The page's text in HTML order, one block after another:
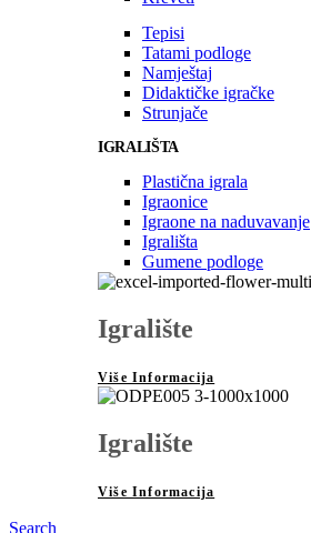
Tepisi
Tatami podloge
Namještaj
Didaktičke igračke
Strunjače
IGRALIŠTA
Plastična igrala
Igraonice
Igraone na naduvavanje
Igrališta
Gumene podloge
Igralište
Više Informacija
Igralište
Više Informacija
Search